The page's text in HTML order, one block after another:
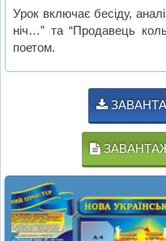
Урок включає бесіду,
ніч…” та “Продавець
поетом.